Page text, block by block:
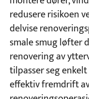
redusere risikoen
delvise
smale smug løfter
renovering av
tilpasser seg
effektiv fremdrift